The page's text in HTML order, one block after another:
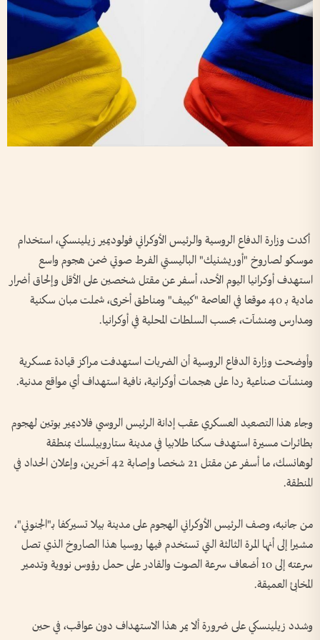
أكدت وزارة الدفاع الروسية والرئيس الأوكراني فولوديمير زيلينسكي، استخدام
موسكو لصاروخ "أوريشنيك" الباليستي الفرط صوتي ضمن هجوم واسع
استهدف أوكرانيا اليوم الأحد، أسفر عن مقتل شخصين على الأقل وإلحاق أضرار
مادية بـ 40 موقعا في العاصمة "كييف" ومناطق أخرى، شملت مبان سكنية
ومدارس ومنشآت، بحسب السلطات المحلية في أوكرانيا.
وأوضحت وزارة الدفاع الروسية أن الضربات استهدفت مراكز قيادة عسكرية
ومنشآت صناعية ردا على هجمات أوكرانية، نافية استهداف أي مواقع مدنية.
وجاء هذا التصعيد العسكري عقب إدانة الرئيس الروسي فلاديمير بوتين لهجوم
بطائرات مسيرة استهدف سكنا طلابيا في مدينة ستاروبيلسك بمنطقة
لوهانسك، ما أسفر عن مقتل 21 شخصا وإصابة 42 آخرين، وإعلان الحداد في
المنطقة.
من جانبه، وصف الرئيس الأوكراني الهجوم على مدينة بيلا تسيركفا بـ"الجنوني"،
مشيرا إلى أنها المرة الثالثة التي تستخدم فيها روسيا هذا الصاروخ الذي تصل
سرعته إلى 10 أضعاف سرعة الصوت والقادر على حمل رؤوس نووية وتدمير
المخابئ العميقة.
وشدد زيلينسكي على ضرورة ألا يمر هذا الاستهداف دون عواقب، في حين